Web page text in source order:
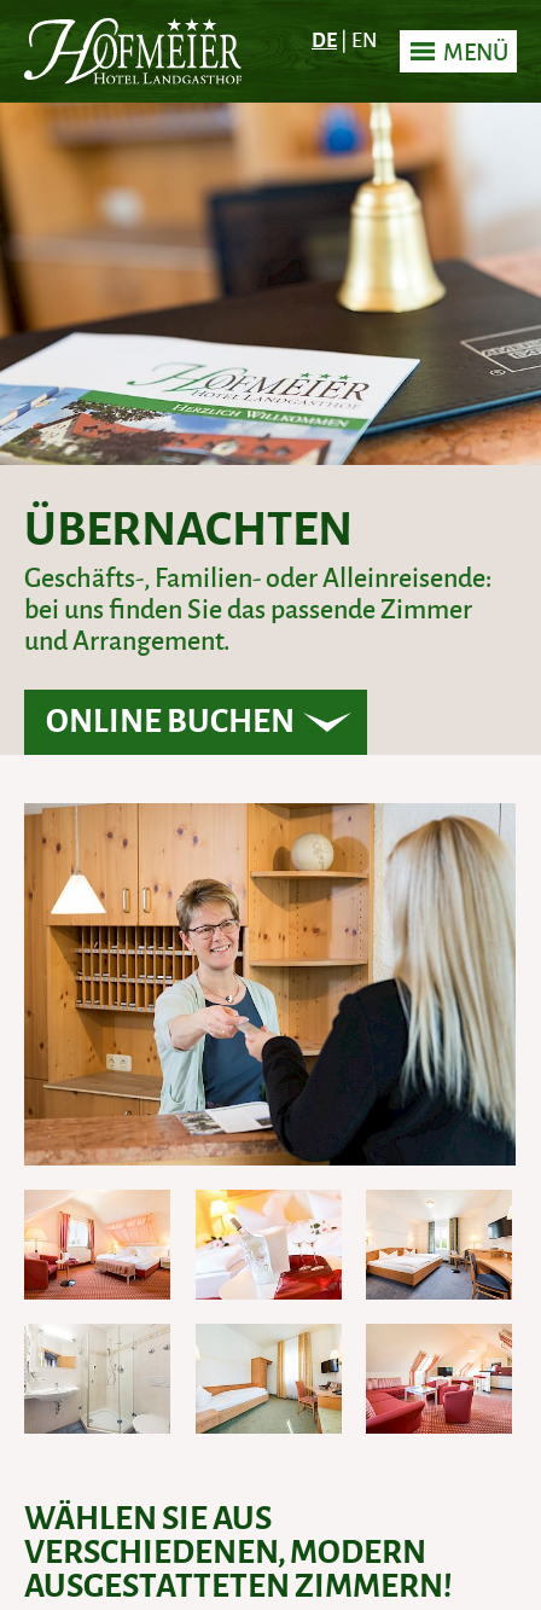
MENÜ
DE | EN
ÜBERNACHTEN
Geschäfts-, Familien- oder Alleinreisende:
bei uns finden Sie das passende Zimmer
und Arrangement.
ONLINE BUCHEN
WÄHLEN SIE AUS
VERSCHIEDENEN, MODERN
AUSGESTATTETEN ZIMMERN!